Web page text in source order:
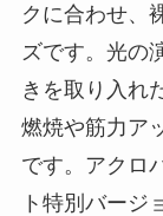
クに合わせ、
ズです。光の
きを取り入れ
燃焼や筋力ア
です。アクロ
ト特別バージ